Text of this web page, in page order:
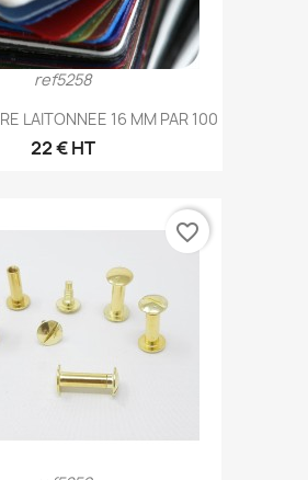
ref5258
LAITONNEE 16 MM PAR 100
22 € HT
favorite_border